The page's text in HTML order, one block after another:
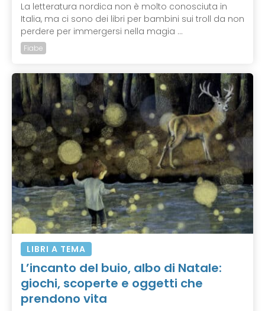
La letteratura nordica non è molto conosciuta in
Italia, ma ci sono dei libri per bambini sui troll da non
perdere per immergersi nella magia ...
Fiabe
LIBRI A TEMA
L’incanto del buio, albo di Natale:
giochi, scoperte e oggetti che
prendono vita